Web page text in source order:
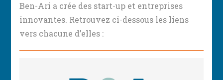
Ben-Ari a crée des start-up et entreprises
innovantes. Retrouvez ci-dessous les liens
vers chacune d’elles :